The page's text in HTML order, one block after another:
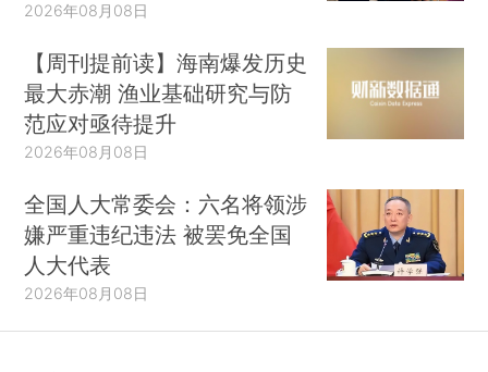
2026年08月08日
【周刊提前读】海南爆发历史
最大赤潮 渔业基础研究与防
范应对亟待提升
2026年08月08日
全国人大常委会：六名将领涉
嫌严重违纪违法 被罢免全国
人大代表
2026年08月08日